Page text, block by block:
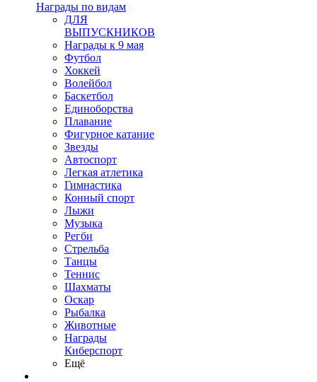
Награды по видам
ДЛЯ
ВЫПУСКНИКОВ
Награды к 9 мая
Футбол
Хоккей
Волейбол
Баскетбол
Единоборства
Плавание
Фигурное катание
Звезды
Автоспорт
Легкая атлетика
Гимнастика
Конный спорт
Лыжи
Музыка
Регби
Стрельба
Танцы
Теннис
Шахматы
Оскар
Рыбалка
Животные
Награды
Киберспорт
Ещё